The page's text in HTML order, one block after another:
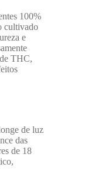
100%
cultivado
e
THC,
de luz
das
de 18